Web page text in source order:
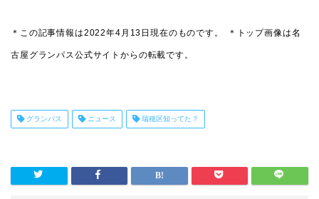
＊この記事情報は2022年4月13日現在のものです。 ＊トップ画像は名
古屋グランパス公式サイトからの転載です。
グランパス ニュース 瑞穂区知ってた？